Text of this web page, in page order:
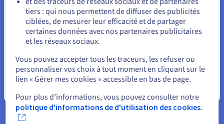
Activation du travail à distance et de la
collaboration
La connectivité cloud est devenue essentielle pour
soutenir le travail à distance et les équipes distribuées.
Rester sur le site actuel
Sélectionner un autre site web
tiers : qui nous permettent de diffuser des publicités
ciblées, de mesurer leur efficacité et de partager
certaines données avec nos partenaires publicitaires
et les réseaux sociaux.
Vous pouvez accepter tous les traceurs, les refuser ou
personnaliser vos choix à tout moment en cliquant sur le
lien « Gérer mes cookies » accessible en bas de page.
Pour plus d’informations, vous pouvez consulter notre
politique d'informations de d'utilisation des cookies.